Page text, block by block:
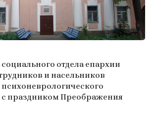
отдела епархии
и насельников
с праздником Преображения